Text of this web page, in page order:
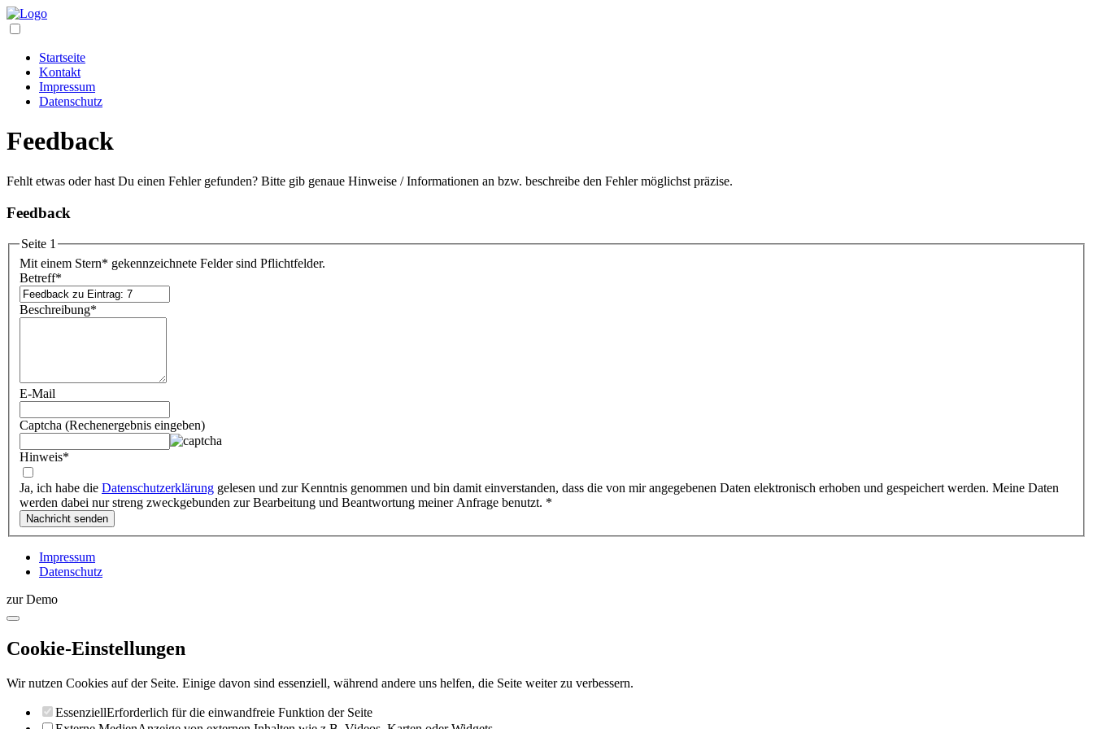
Startseite
Kontakt
Impressum
Datenschutz
Feedback
Fehlt etwas oder hast Du einen Fehler gefunden? Bitte gib genaue Hinweise / Informationen an bzw. beschreibe den Fehler möglichst präzise.
Feedback
Seite 1
Mit einem Stern* gekennzeichnete Felder sind Pflichtfelder.
Betreff*
Beschreibung*
E-Mail
Captcha (Rechenergebnis eingeben)
Hinweis*
Ja, ich habe die Datenschutzerklärung gelesen und zur Kenntnis genommen und bin damit einverstanden, dass die von mir angegebenen Daten elektronisch erhoben und gespeichert werden. Meine Daten
werden dabei nur streng zweckgebunden zur Bearbeitung und Beantwortung meiner Anfrage benutzt. *
Impressum
Datenschutz
zur Demo
Cookie-Einstellungen
Wir nutzen Cookies auf der Seite. Einige davon sind essenziell, während andere uns helfen, die Seite weiter zu verbessern.
EssenziellErforderlich für die einwandfreie Funktion der Seite